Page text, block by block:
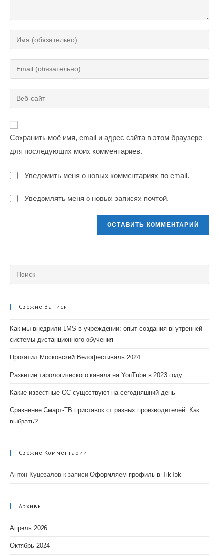
Введите
свое
имя
или
пользователя,
чтобы
прокомментировать
Введите
свой
email-
адрес,
Введите
URL
веб-
сайта
(необязательно)
Сохранить моё имя, email и адрес сайта в этом браузере
для последующих моих комментариев.
Уведомить меня о новых комментариях по email.
Уведомлять меня о новых записях почтой.
Свежие Записи
Как мы внедрили LMS в учреждении: опыт создания внутренней
системы дистанционного обучения
Прокатил Московский Велофестиваль 2024
Развитие тарологического канала на YouTube в 2023 году
Какие известные ОС существуют на сегодняшний день
Сравнение Смарт-ТВ приставок от разных производителей: Как
выбрать?
Свежие Комментарии
Антон Куцевалов к записи Оформляем профиль в TikTok
Архивы
Апрель 2026
Октябрь 2024